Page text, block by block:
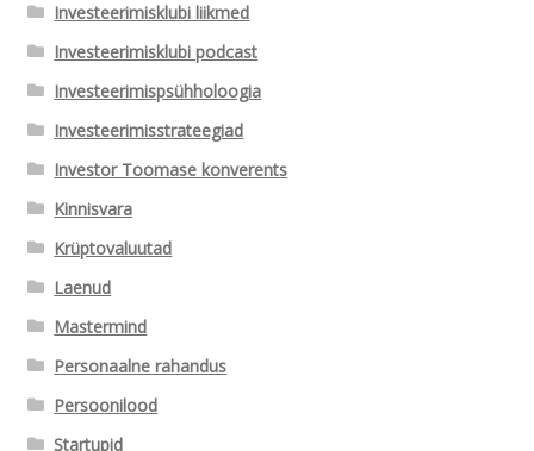
Investeerimisklubi liikmed
Investeerimisklubi podcast
Investeerimispsühholoogia
Investeerimisstrateegiad
Investor Toomase konverents
Kinnisvara
Krüptovaluutad
Laenud
Mastermind
Personaalne rahandus
Persoonilood
Startupid